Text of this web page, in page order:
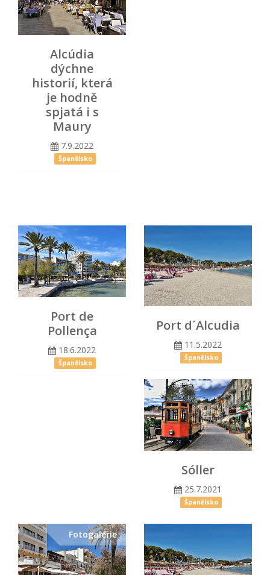
Alcúdia
dýchne
historií, která
je hodně
spjatá i s
Maury
7.9.2022
Španělsko
Port de
Pollença
18.6.2022
Španělsko
Port d´Alcudia
11.5.2022
Španělsko
Sóller
25.7.2021
Španělsko
Fotogalerie